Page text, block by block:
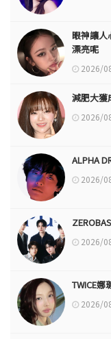
眼神讓
漂亮呢
2026/
減肥大獲
2026/
ALPHA
2026/
2026/
TWICE
2026/